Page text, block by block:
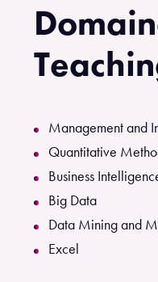
Management and
Quantitative
Business
Big Data
Data Mining and
Excel